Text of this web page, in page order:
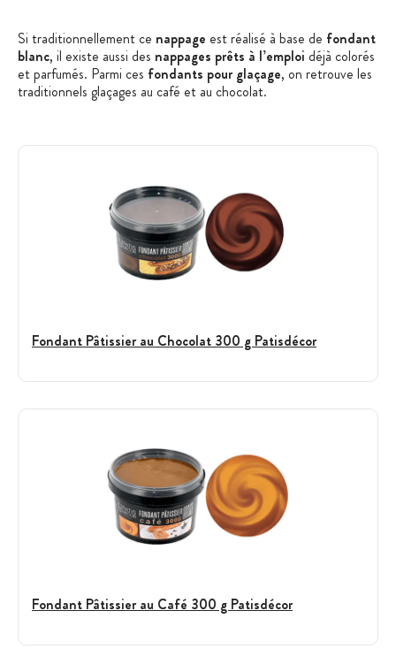
Si traditionnellement ce nappage est réalisé à base de fondant
blanc, il existe aussi des nappages prêts à l’emploi déjà colorés
et parfumés. Parmi ces fondants pour glaçage, on retrouve les
traditionnels glaçages au café et au chocolat.
Fondant Pâtissier au Chocolat 300 g Patisdécor
Fondant Pâtissier au Café 300 g Patisdécor